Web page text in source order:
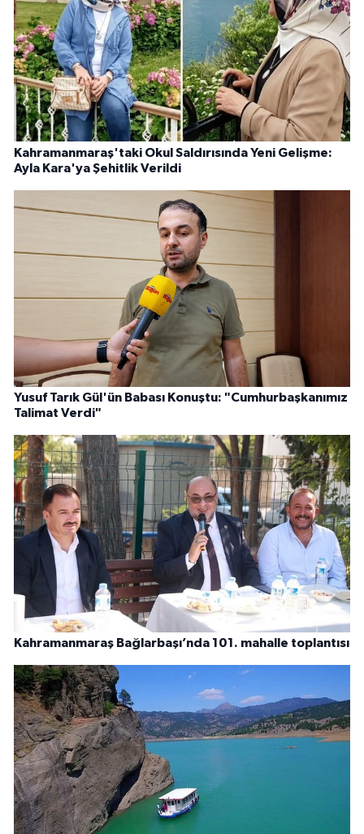
Kahramanmaraş'taki Okul Saldırısında Yeni Gelişme:
Ayla Kara'ya Şehitlik Verildi
Yusuf Tarık Gül'ün Babası Konuştu: "Cumhurbaşkanımız
Talimat Verdi"
Kahramanmaraş Bağlarbaşı’nda 101. mahalle toplantısı